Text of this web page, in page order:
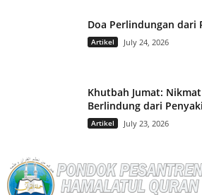
Doa Perlindungan dari
Artikel July 24, 2026
Khutbah Jumat:
Berlindung dari
Artikel July 23, 2026